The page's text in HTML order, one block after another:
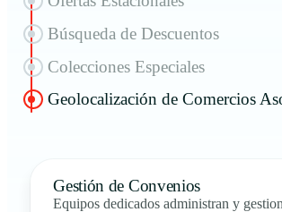
Búsqueda de Descuentos
Colecciones Especiales
Geolocalización de Comercios
Gestión de Convenios
Equipos dedicados administran y